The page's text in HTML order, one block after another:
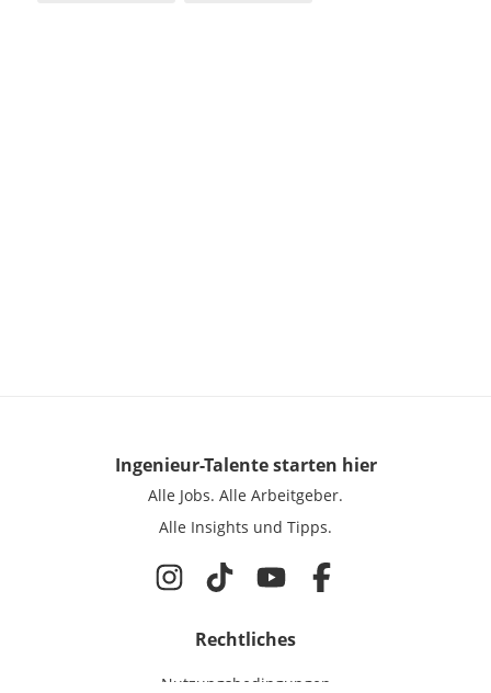
Ingenieur-Talentestarten hier
Alle Jobs. Alle Arbeitgeber.
Alle Insights und Tipps.
Rechtliches
Nutzungsbedingungen